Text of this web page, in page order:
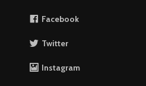
Facebook
Twitter
Instagram